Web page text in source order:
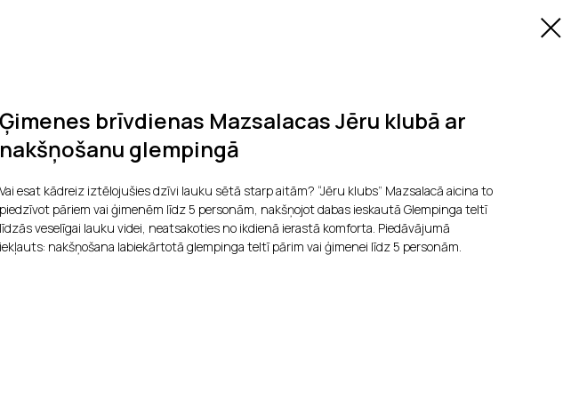
Ģimenes brīvdienas Mazsalacas Jēru klubā ar
nakšņošanu glempingā
Vai esat kādreiz iztēlojušies dzīvi lauku sētā starp aitām? “Jēru klubs” Mazsalacā aicina to
piedzīvot pāriem vai ģimenēm līdz 5 personām, nakšņojot dabas ieskautā Glempinga teltī
līdzās veselīgai lauku videi, neatsakoties no ikdienā ierastā komforta. Piedāvājumā
iekļauts: nakšņošana labiekārtotā glempinga teltī pārim vai ģimenei līdz 5 personām.